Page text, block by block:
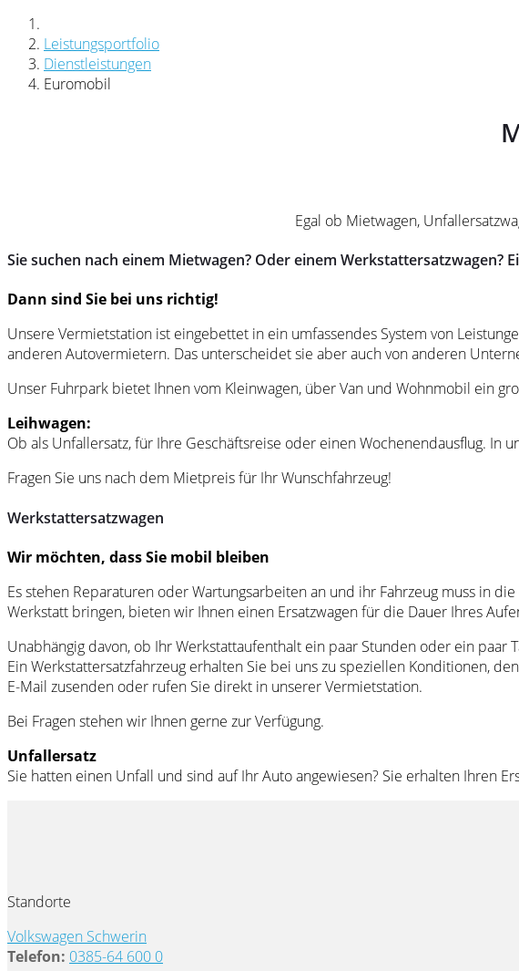
Leistungsportfolio
Dienstleistungen
Euromobil
Egal ob Mietwagen,
Sie suchen nach einem Mietwagen? Oder einem Werkstattersatzwagen?
Dann sind Sie bei uns richtig!
Unsere Vermietstation ist eingebettet in ein umfassendes System von
anderen Autovermietern. Das unterscheidet sie aber auch von anderen
Unser Fuhrpark bietet Ihnen vom Kleinwagen, über Van und Wohnmobil ein
Leihwagen:
Ob als Unfallersatz, für Ihre Geschäftsreise oder einen Wochenendausflug. In
Fragen Sie uns nach dem Mietpreis für Ihr Wunschfahrzeug!
Werkstattersatzwagen
Wir möchten, dass Sie mobil bleiben
Es stehen Reparaturen oder Wartungsarbeiten an und ihr Fahrzeug muss in
Werkstatt bringen, bieten wir Ihnen einen Ersatzwagen für die Dauer Ihres
Unabhängig davon, ob Ihr Werkstattaufenthalt ein paar Stunden oder ein
Ein Werkstattersatzfahrzeug erhalten Sie bei uns zu speziellen Konditionen,
E-Mail zusenden oder rufen Sie direkt in unserer Vermietstation.
Bei Fragen stehen wir Ihnen gerne zur Verfügung.
Unfallersatz
Sie hatten einen Unfall und sind auf Ihr Auto angewiesen? Sie erhalten Ihren
Standorte
Volkswagen Schwerin
Telefon: 0385-64 600 0